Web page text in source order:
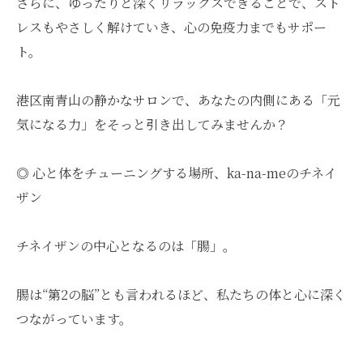
レスもやさしく解けていき、心の免疫力までもサポー
ト。
港区南青山の静かなサロンで、あなたの内側にある「元
気になる力」をそっと引き出してみませんか？
◎ 心と体をチューニングする場所、ka-na-meのチネイ
ザン
チネイザンの中心となるのは「腸」。
腸は“第2の脳”とも言われるほど、私たちの体と心に深く
つながっています。